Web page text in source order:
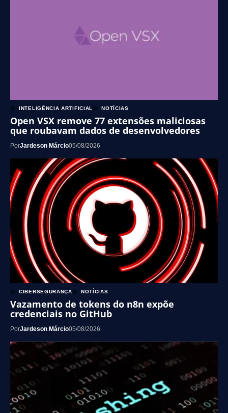
INTELIGÊNCIA ARTIFICIAL NOTÍCIAS
Open VSX remove 77 extensões maliciosas
que roubavam dados de desenvolvedores
PorJardeson Márcio05/08/2026
CIBERSEGURANÇA NOTÍCIAS
Vazamento de tokens do n8n expõe
credenciais no GitHub
PorJardeson Márcio05/08/2026